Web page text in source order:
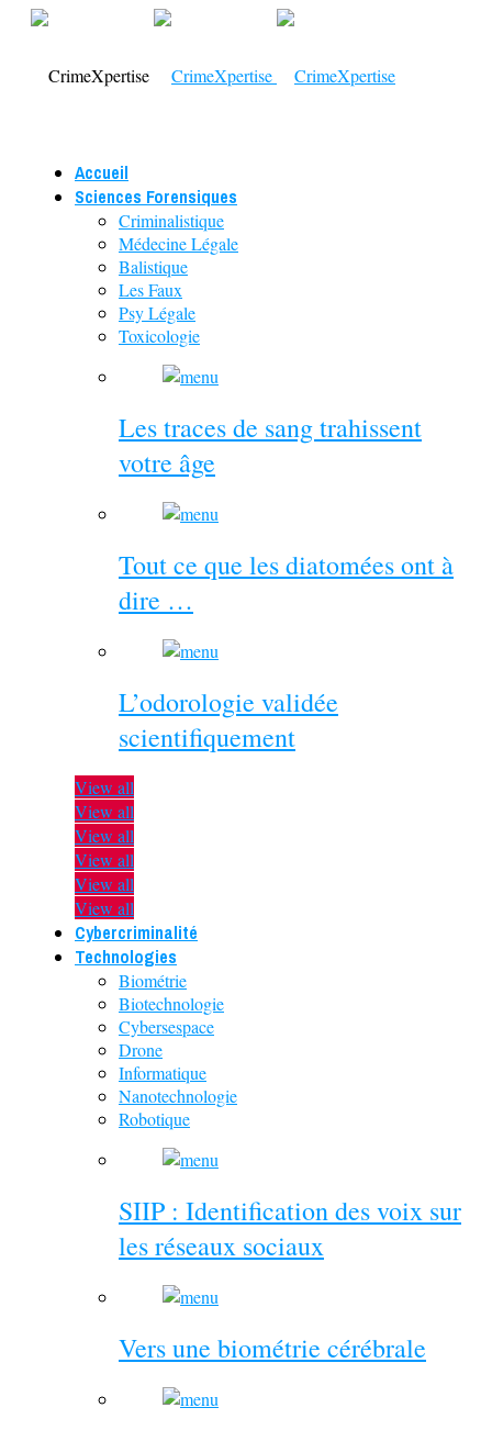
Accueil
Sciences Forensiques
Criminalistique
Médecine Légale
Balistique
Les Faux
Psy Légale
Toxicologie
Les traces de sang trahissent
votre âge
Tout ce que les diatomées ont à
dire …
L’odorologie validée
scientifiquement
View all
View all
View all
View all
View all
View all
Cybercriminalité
Technologies
Biométrie
Biotechnologie
Cybersespace
Drone
Informatique
Nanotechnologie
Robotique
SIIP : Identification des voix sur
les réseaux sociaux
Vers une biométrie cérébrale